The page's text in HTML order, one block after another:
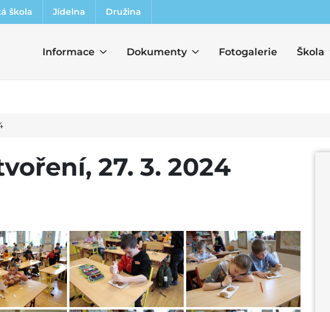
škola Jídelna
Družina
Informace Dokumenty Fotogalerie Škola
27. 3. 2024